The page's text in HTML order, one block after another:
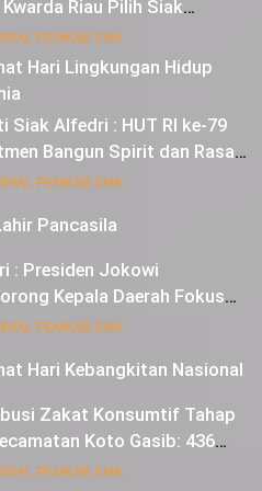
Hari Lingkungan Hidup
Pancasila
Hari Kebangkitan Nasional
Kwarda Riau Pilih Siak
Tuan Rumah
PEMKAB SIAK
Siak Alfedri : HUT RI ke-79
Bangun Spirit dan Rasa
PEMKAB SIAK
: Presiden Jokowi
Kepala Daerah Fokus
dan Pilkada Serentak
PEMKAB SIAK
Zakat Konsumtif Tahap
Koto Gasib: 436
Terima Bantuan
PEMKAB SIAK